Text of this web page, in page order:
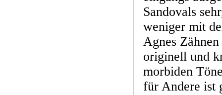
Sandovals
weniger mit
Agnes
originell und
morbiden
für Andere ist